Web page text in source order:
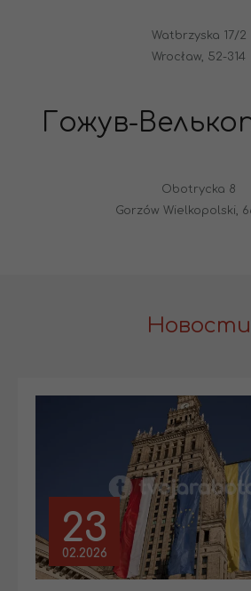
Watbrzyska 17/2
Wrocław, 52-314
Гожув-
Obotrycka 8
Gorzów Wielkopolski,
Новости
23
02.2026